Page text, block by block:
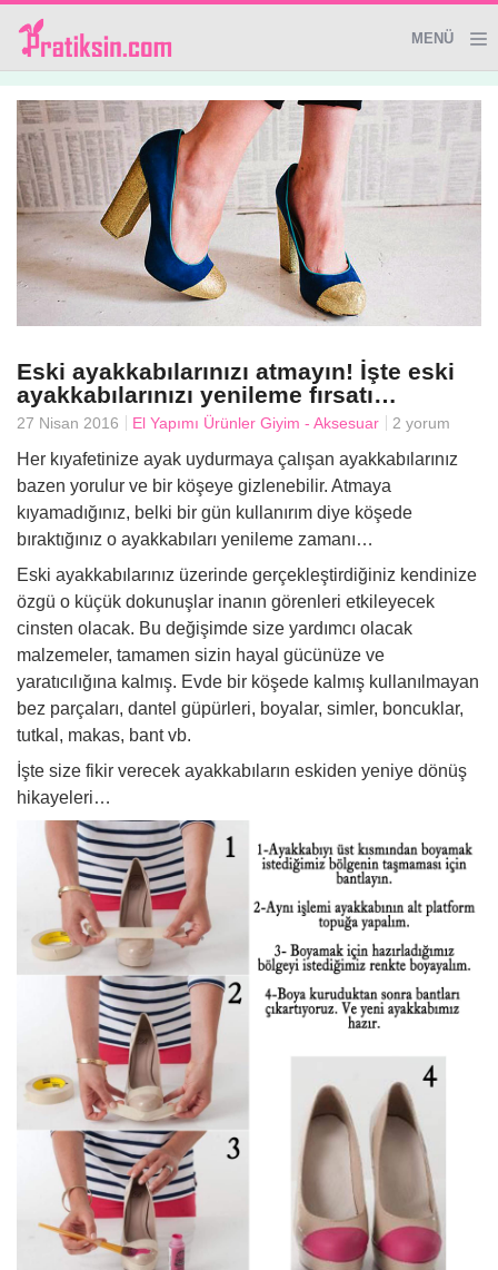
MENÜ
Genel
Giyim&Aksesuar
Dekoratif Ürünler
Temizlik İpuçları
Sağlık
El Yapımı Ürünler
Evde Güzellik
Eski ayakkabılarınızı atmayın! İşte eski
ayakkabılarınızı yenileme fırsatı…
27 Nisan 2016 El Yapımı Ürünler Giyim - Aksesuar 2 yorum
Her kıyafetinize ayak uydurmaya çalışan ayakkabılarınız
bazen yorulur ve bir köşeye gizlenebilir. Atmaya
kıyamadığınız, belki bir gün kullanırım diye köşede
bıraktığınız o ayakkabıları yenileme zamanı…
Eski ayakkabılarınız üzerinde gerçekleştirdiğiniz kendinize
özgü o küçük dokunuşlar inanın görenleri etkileyecek
cinsten olacak. Bu değişimde size yardımcı olacak
malzemeler, tamamen sizin hayal gücünüze ve
yaratıcılığına kalmış. Evde bir köşede kalmış kullanılmayan
bez parçaları, dantel güpürleri, boyalar, simler, boncuklar,
tutkal, makas, bant vb.
İşte size fikir verecek ayakkabıların eskiden yeniye dönüş
hikayeleri…